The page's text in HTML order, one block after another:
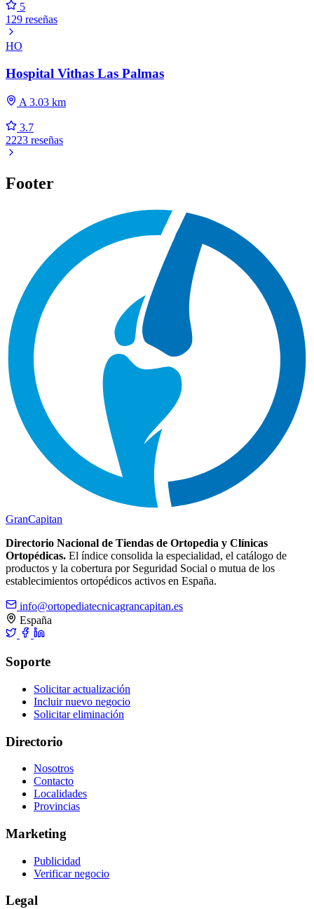
5
129 reseñas
HO
Hospital Vithas Las Palmas
A 3.03 km
3.7
2223 reseñas
Footer
GranCapitan
Directorio Nacional de Tiendas de Ortopedia y Clínicas
Ortopédicas. El índice consolida la especialidad, el catálogo de
productos y la cobertura por Seguridad Social o mutua de los
establecimientos ortopédicos activos en España.
info@ortopediatecnicagrancapitan.es
España
Soporte
Solicitar actualización
Incluir nuevo negocio
Solicitar eliminación
Directorio
Nosotros
Contacto
Localidades
Provincias
Marketing
Publicidad
Verificar negocio
Legal